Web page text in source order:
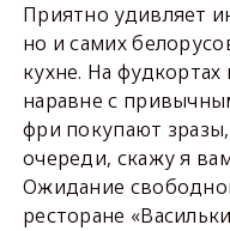
Приятно удивляет
но и самих
кухне. На
наравне с
фри покупают
очереди, скажу я
Ожидание
ресторане